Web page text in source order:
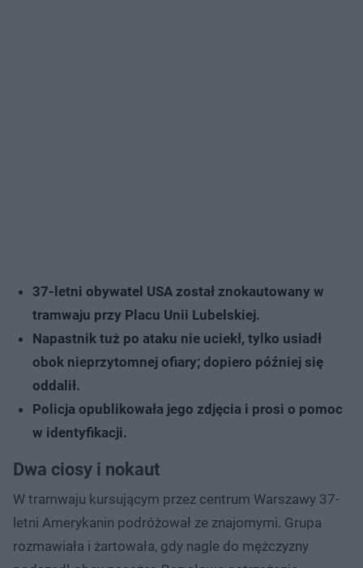
37-letni obywatel USA został znokautowany w
tramwaju przy Placu Unii Lubelskiej.
Napastnik tuż po ataku nie uciekł, tylko usiadł
obok nieprzytomnej ofiary; dopiero później się
oddalił.
Policja opublikowała jego zdjęcia i prosi o pomoc
w identyfikacji.
Dwa ciosy i nokaut
W tramwaju kursującym przez centrum Warszawy 37-
letni Amerykanin podróżował ze znajomymi. Grupa
rozmawiała i żartowała, gdy nagle do mężczyzny